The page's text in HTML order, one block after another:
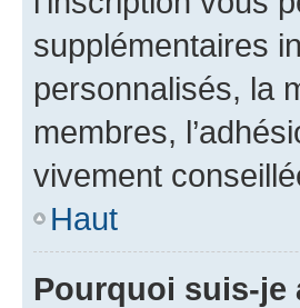
supplémentaires
personnalisés, la
membres,
vivement
Haut
Pourquoi suis-je